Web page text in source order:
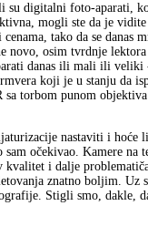
su digitalni foto-aparati,
mogli ste da je
tako da se danas
novo, osim tvrdnje
danas ili mali ili
koji je u stanju da
sa torbom punom
nastaviti i hoće
sam očekivao. Kamere na
kvalitet i dalje
znatno boljim.
Stigli smo, dakle,